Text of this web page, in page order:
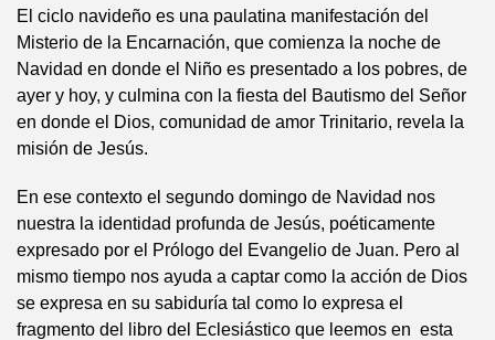
El ciclo navideño es una paulatina manifestación del
Misterio de la Encarnación, que comienza la noche de
Navidad en donde el Niño es presentado a los pobres, de
ayer y hoy, y culmina con la fiesta del Bautismo del Señor
en donde el Dios, comunidad de amor Trinitario, revela la
misión de Jesús.
En ese contexto el segundo domingo de Navidad nos
nuestra la identidad profunda de Jesús, poéticamente
expresado por el Prólogo del Evangelio de Juan. Pero al
mismo tiempo nos ayuda a captar como la acción de Dios
se expresa en su sabiduría tal como lo expresa el
fragmento del libro del Eclesiástico que leemos en esta